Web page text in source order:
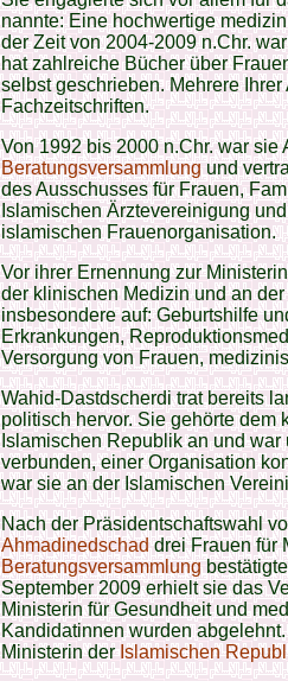
nannte: Eine hochwertige
der Zeit von 2004-2009 n.Chr.
hat zahlreiche Bücher über
selbst geschrieben. Mehrere
Fachzeitschriften.
Von 1992 bis 2000 n.Chr. war
Beratungsversammlungund
des Ausschusses für Frauen,
Islamischen Ärztevereinigung
islamischen Frauenorganisation.
Vor ihrer Ernennung zur
der klinischen Medizin und an
insbesondere auf: Geburtshilfe
Erkrankungen,
Versorgung von Frauen,
Wahid-Dastdscherdi trat bereits
politisch hervor. Sie gehörte dem
Islamischen Republik an und
verbunden, einer Organisation
war sie an der Islamischen
Nach der Präsidentschaftswahl
Ahmadinedschaddrei Frauen für
Beratungsversammlung
September 2009 erhielt sie das
Ministerin für Gesundheit und
Kandidatinnen wurden
Ministerin derIslamischen